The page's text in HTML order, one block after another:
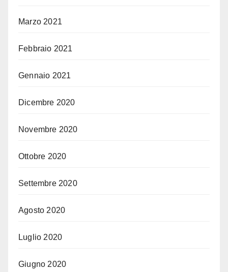
Marzo 2021
Febbraio 2021
Gennaio 2021
Dicembre 2020
Novembre 2020
Ottobre 2020
Settembre 2020
Agosto 2020
Luglio 2020
Giugno 2020